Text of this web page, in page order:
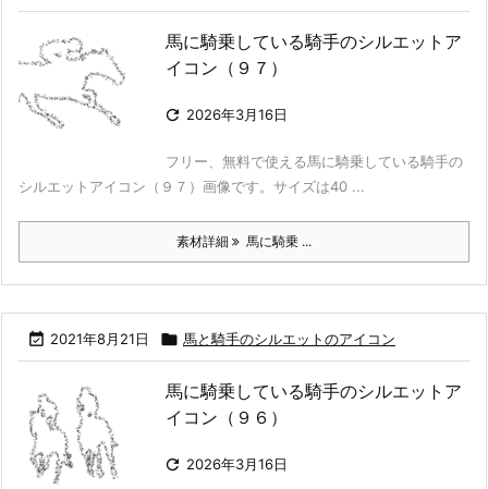
馬に騎乗している騎手のシルエットア
イコン（９７）
 2026年3月16日
フリー、無料で使える馬に騎乗している騎手の
シルエットアイコン（９７）画像です。サイズは40 ...
素材詳細 馬に騎乗 ...
 2021年8月21日  馬と騎手のシルエットのアイコン
馬に騎乗している騎手のシルエットア
イコン（９６）
 2026年3月16日